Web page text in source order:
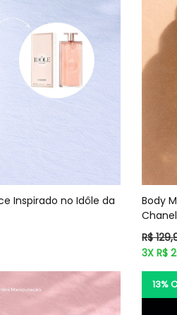
Inspirado no Idôle da
Body
Preço
R$
3X R$
13%